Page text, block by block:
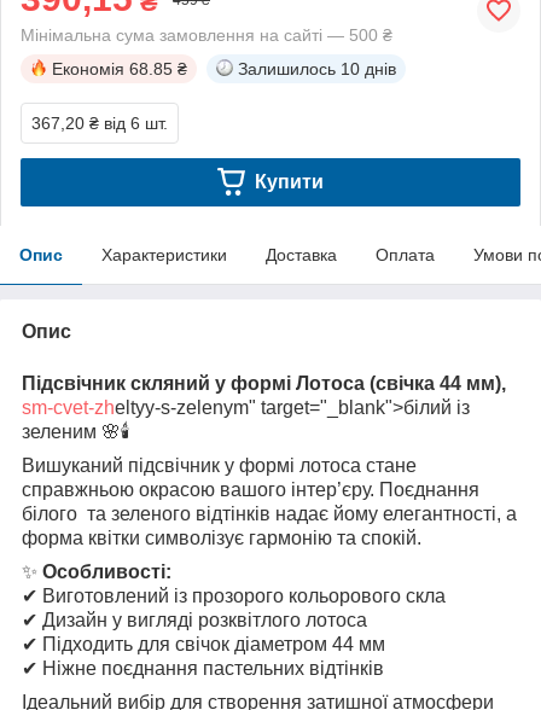
Мінімальна сума замовлення на сайті — 500 ₴
Економія 68.85 ₴ Залишилось 10 днів
367,20 ₴ від 6 шт.
Купити
Опис Характеристики Доставка Оплата Умови
Опис
Підсвічник скляний у формі Лотоса (свічка 44 мм),
sm-cvet-zheltyy-s-zelenym" target="_blank">білий із
зеленим 🌸🕯
Вишуканий підсвічник у формі лотоса стане
справжньою окрасою вашого інтер’єру. Поєднання
білого та зеленого відтінків надає йому елегантності, а
форма квітки символізує гармонію та спокій.
✨ Особливості:
✔ Виготовлений із прозорого кольорового скла
✔ Дизайн у вигляді розквітлого лотоса
✔ Підходить для свічок діаметром 44 мм
✔ Ніжне поєднання пастельних відтінків
Ідеальний вибір для створення затишної атмосфери